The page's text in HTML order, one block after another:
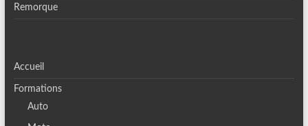
Remorque
Accueil
Formations
Auto